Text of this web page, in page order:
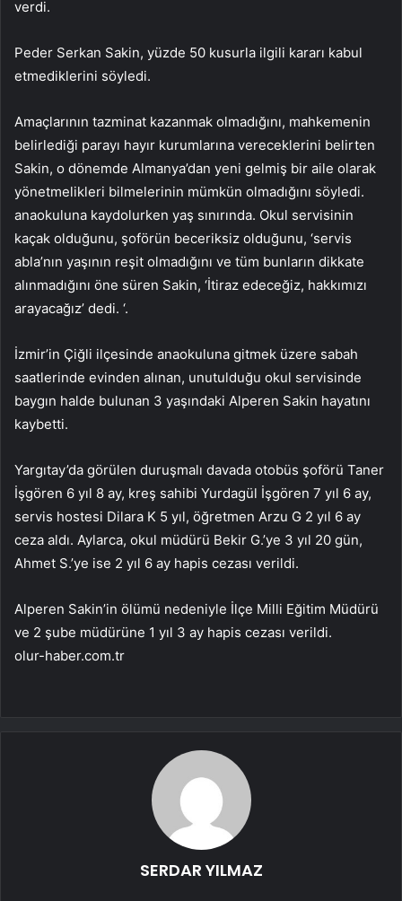
verdi.
Peder Serkan Sakin, yüzde 50 kusurla ilgili kararı kabul
etmediklerini söyledi.
Amaçlarının tazminat kazanmak olmadığını, mahkemenin
belirlediği parayı hayır kurumlarına vereceklerini belirten
Sakin, o dönemde Almanya’dan yeni gelmiş bir aile olarak
yönetmelikleri bilmelerinin mümkün olmadığını söyledi.
anaokuluna kaydolurken yaş sınırında. Okul servisinin
kaçak olduğunu, şoförün beceriksiz olduğunu, ‘servis
abla’nın yaşının reşit olmadığını ve tüm bunların dikkate
alınmadığını öne süren Sakin, ‘İtiraz edeceğiz, hakkımızı
arayacağız’ dedi. ‘.
İzmir’in Çiğli ilçesinde anaokuluna gitmek üzere sabah
saatlerinde evinden alınan, unutulduğu okul servisinde
baygın halde bulunan 3 yaşındaki Alperen Sakin hayatını
kaybetti.
Yargıtay’da görülen duruşmalı davada otobüs şoförü Taner
İşgören 6 yıl 8 ay, kreş sahibi Yurdagül İşgören 7 yıl 6 ay,
servis hostesi Dilara K 5 yıl, öğretmen Arzu G 2 yıl 6 ay
ceza aldı. Aylarca, okul müdürü Bekir G.’ye 3 yıl 20 gün,
Ahmet S.’ye ise 2 yıl 6 ay hapis cezası verildi.
Alperen Sakin’in ölümü nedeniyle İlçe Milli Eğitim Müdürü
ve 2 şube müdürüne 1 yıl 3 ay hapis cezası verildi.
olur-haber.com.tr
SERDAR YILMAZ